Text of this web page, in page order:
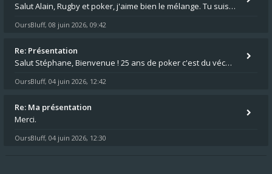
Salut Alain, Rugby et poker, j'aime bien le mélange. Tu suis le rugby du coin ? Moi j'essaie d'aller voir des matchs de
OursBluff, 08 juin 2026, 09:42
Re: Présentation
Salut Stéphane, Bienvenue ! 25 ans de poker c'est du vécu quand même. Moi je suis relativementnouveau (2018) mais j'ai a
OursBluff, 04 juin 2026, 12:42
Re: Ma présentation
Merci.
OursBluff, 04 juin 2026, 12:30